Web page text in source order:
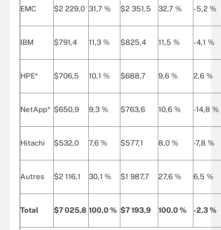
EMC $2 229,0 31,7 % $2 351,5 32,7 % -5,2 %
IBM $791,4 11,3 % $825,4 11,5 % -4,1 %
HPE* $706,5 10,1 % $688,7 9,6 % 2,6 %
NetApp* $650,9 9,3 % $763,6 10,6 % -14,8 %
Hitachi $532,0 7,6 % $577,1 8,0 % -7,8 %
Autres $2 116,1 30,1 % $1 987,7 27,6 % 6,5 %
Total $7 025,8 100,0 % $7 193,9 100,0 % -2,3 %